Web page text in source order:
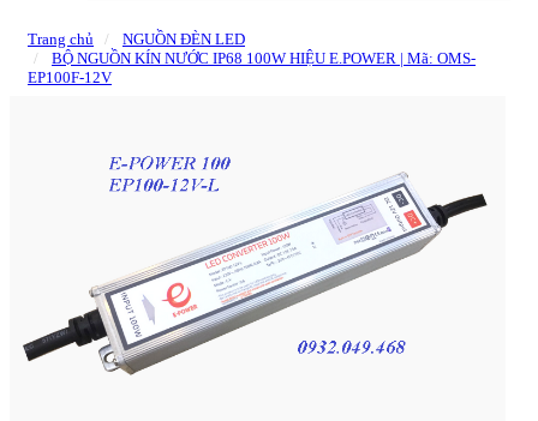
Trang chủ
NGUỒN ĐÈN LED
BỘ NGUỒN KÍN NƯỚC IP68 100W HIỆU E.POWER | Mã: OMS-
EP100F-12V